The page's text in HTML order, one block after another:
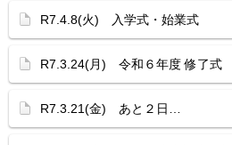
R7.4.8(火) 入学式・始業式
R7.3.24(月) 令和６年度 修了式
R7.3.21(金) あと２日…